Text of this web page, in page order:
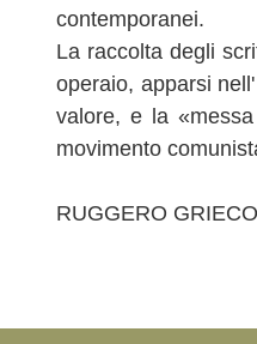
contemporanei.
La raccolta degli
operaio, apparsi
valore, e la
movimento
RUGGERO GRIECO